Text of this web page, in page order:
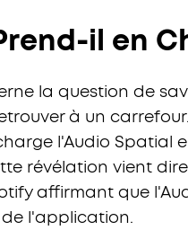
il en
la question de
à un
l'Audio Spatial
révélation vient
affirmant que
l'application.